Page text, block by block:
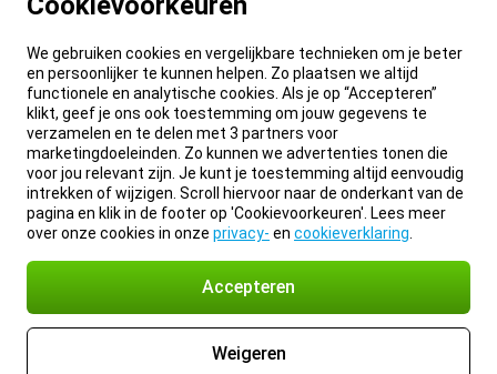
We gebruiken cookies en vergelijkbare technieken om je beter
en persoonlijker te kunnen helpen. Zo plaatsen we altijd
functionele en analytische cookies. Als je op “Accepteren”
klikt, geef je ons ook toestemming om jouw gegevens te
verzamelen en te delen met 3 partners voor
marketingdoeleinden. Zo kunnen we advertenties tonen die
voor jou relevant zijn. Je kunt je toestemming altijd eenvoudig
intrekken of wijzigen. Scroll hiervoor naar de onderkant van de
pagina en klik in de footer op 'Cookievoorkeuren'. Lees meer
over onze cookies in onze privacy- en cookieverklaring
Accepteren
Weigeren